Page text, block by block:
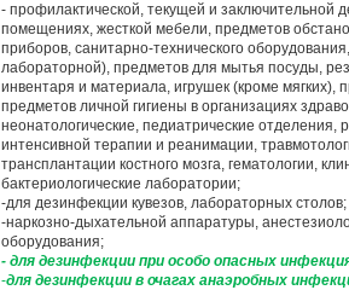
- профилактической, текущей и заключительной
помещениях, жесткой мебели, предметов
приборов, санитарно-технического
лабораторной), предметов для мытья посуды,
инвентаря и материала, игрушек (кроме мягких),
предметов личной гигиены в организациях
неонатологические, педиатрические отделения,
интенсивной терапии и реанимации,
трансплантации костного мозга, гематологии,
бактериологические лаборатории;
-для дезинфекции кувезов, лабораторных столов;
-наркозно-дыхательной аппаратуры,
оборудования;
- для дезинфекции при особо опасных
-для дезинфекции в очагах анаэробных